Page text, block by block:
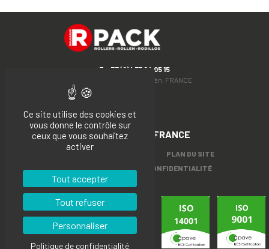
T. +33 (0)4 77 24 05 15
Rue du Moulin, 42130 Boën, FRANCE
FABRIQUÉ EN FRANCE
PLAN DU SITE
POLITIQUE DE CONFIDENTIALITÉ
Ce site utilise des cookies et
vous donne le contrôle sur
ceux que vous souhaitez
activer
Tout accepter
Tout refuser
Personnaliser
Politique de confidentialité